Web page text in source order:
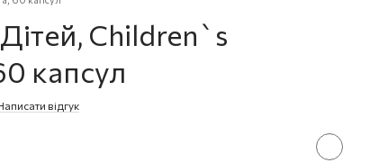
Children`s
капсул
відгук